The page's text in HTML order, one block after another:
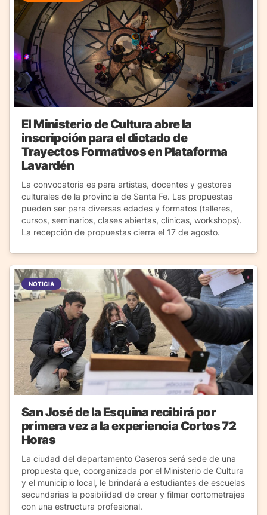
El Ministerio de Cultura abre la
inscripción para el dictado de
Trayectos Formativos en Plataforma
Lavardén
La convocatoria es para artistas, docentes y gestores
culturales de la provincia de Santa Fe. Las propuestas
pueden ser para diversas edades y formatos (talleres,
cursos, seminarios, clases abiertas, clínicas, workshops).
La recepción de propuestas cierra el 17 de agosto.
NOTICIA
San José de la Esquina recibirá por
primera vez a la experiencia Cortos 72
Horas
La ciudad del departamento Caseros será sede de una
propuesta que, coorganizada por el Ministerio de Cultura
y el municipio local, le brindará a estudiantes de escuelas
secundarias la posibilidad de crear y filmar cortometrajes
con una estructura profesional.